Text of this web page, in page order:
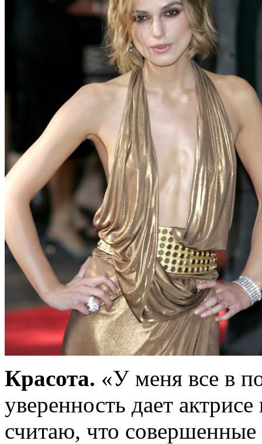
Красота. «У меня все в
уверенность дает
считаю, что